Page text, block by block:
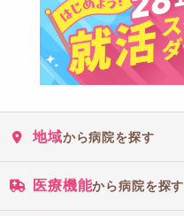
地域から病院を探す
医療機能から病院を探す